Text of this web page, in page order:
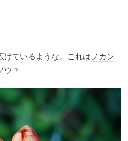
げているような。これは ノカン
ウ ？